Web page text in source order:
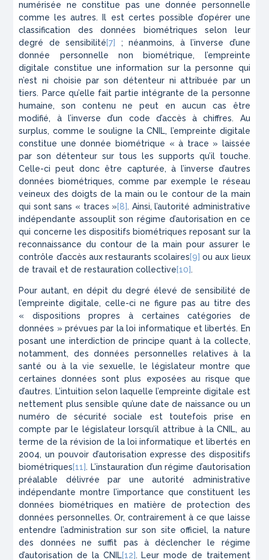
numérisée ne constitue pas une donnée personnelle
comme les autres. Il est certes possible d’opérer une
classification des données biométriques selon leur
degré de sensibilité[7]
; néanmoins, à l’inverse d’une
donnée personnelle non biométrique, l’empreinte
digitale constitue une information sur la personne qui
n’est ni choisie par son détenteur ni attribuée par un
tiers. Parce qu’elle fait partie intégrante de la personne
humaine, son contenu ne peut en aucun cas être
modifié, à l’inverse d’un code d’accès à chiffres. Au
surplus, comme le souligne la CNIL, l’empreinte digitale
constitue une donnée biométrique « à trace » laissée
par son détenteur sur tous les supports qu’il touche.
Celle-ci peut donc être capturée, à l’inverse d’autres
données biométriques, comme par exemple le réseau
veineux des doigts de la main ou le contour de la main
qui sont sans « traces »[8]. Ainsi, l’autorité administrative
indépendante assouplit son régime d’autorisation en ce
qui concerne les dispositifs biométriques reposant sur la
reconnaissance du contour de la main pour assurer le
contrôle d’accès aux restaurants scolaires[9] ou aux lieux
de travail et de restauration collective[10].
Pour autant, en dépit du degré élevé de sensibilité de
l’empreinte digitale, celle-ci ne figure pas au titre des
« dispositions propres à certaines catégories de
données » prévues par la loi informatique et libertés. En
posant une interdiction de principe quant à la collecte,
notamment, des données personnelles relatives à la
santé ou à la vie sexuelle, le législateur montre que
certaines données sont plus exposées au risque que
d’autres. L’intuition selon laquelle l’empreinte digitale est
nettement plus sensible qu’une date de naissance ou un
numéro de sécurité sociale est toutefois prise en
compte par le législateur lorsqu’il attribue à la CNIL, au
terme de la révision de la loi informatique et libertés en
2004, un pouvoir d’autorisation expresse des dispositifs
biométriques[11]. L’instauration d’un régime d’autorisation
préalable délivrée par une autorité administrative
indépendante montre l’importance que constituent les
données biométriques en matière de protection des
données personnelles. Or, contrairement à ce que laisse
entendre l’administration sur son site officiel, la nature
des données ne suffit pas à déclencher le régime
d’autorisation de la CNIL[12]. Leur mode de traitement